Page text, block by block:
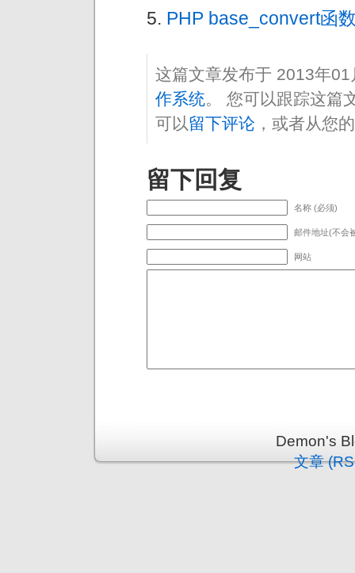
PHP base_convert函
这篇文章发布于 2013年
作系统。 您可以跟踪这篇
可以留下评论 ，或者从您
留下回复
名称 (必须)
邮件地址(不会
网站
Demon's
文章